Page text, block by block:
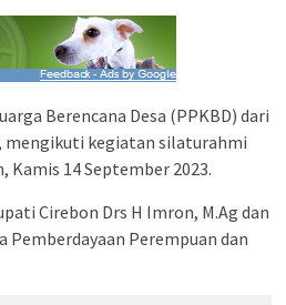
Berencana Desa (PPKBD) dari
mengikuti kegiatan silaturahmi
Kamis 14 September 2023.
Cirebon Drs H Imron, M.Ag dan
Pemberdayaan Perempuan dan